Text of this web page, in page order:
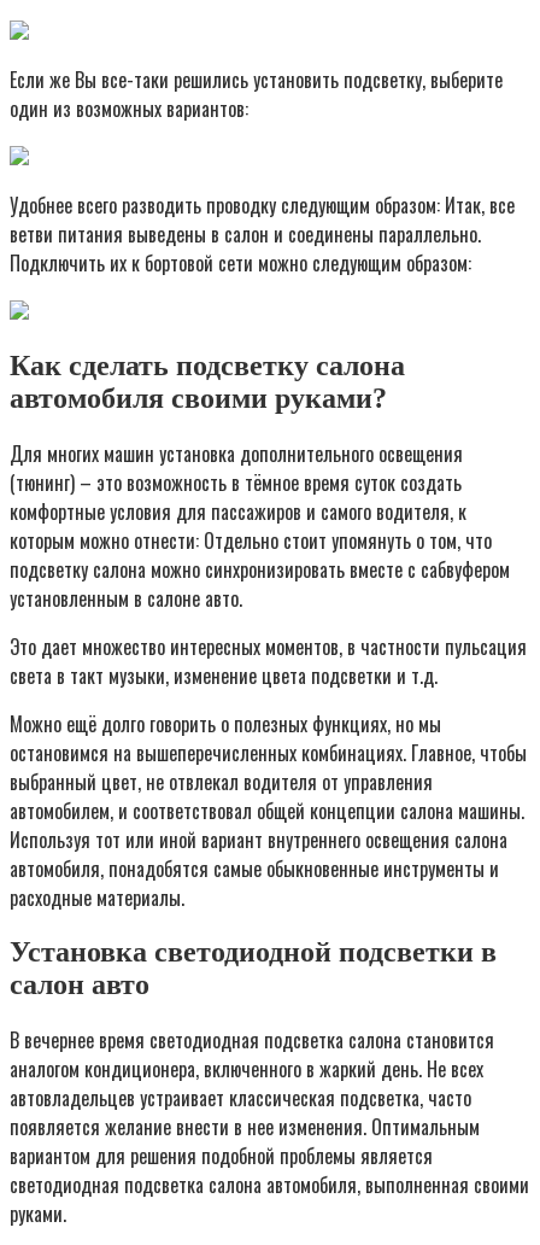
Если же Вы все-таки решились установить подсветку, выберите
один из возможных вариантов:
Удобнее всего разводить проводку следующим образом: Итак, все
ветви питания выведены в салон и соединены параллельно.
Подключить их к бортовой сети можно следующим образом:
Как сделать подсветку салона
автомобиля своими руками?
Для многих машин установка дополнительного освещения
(тюнинг) – это возможность в тёмное время суток создать
комфортные условия для пассажиров и самого водителя, к
которым можно отнести: Отдельно стоит упомянуть о том, что
подсветку салона можно синхронизировать вместе с сабвуфером
установленным в салоне авто.
Это дает множество интересных моментов, в частности пульсация
света в такт музыки, изменение цвета подсветки и т.д.
Можно ещё долго говорить о полезных функциях, но мы
остановимся на вышеперечисленных комбинациях. Главное, чтобы
выбранный цвет, не отвлекал водителя от управления
автомобилем, и соответствовал общей концепции салона машины.
Используя тот или иной вариант внутреннего освещения салона
автомобиля, понадобятся самые обыкновенные инструменты и
расходные материалы.
Установка светодиодной подсветки в
салон авто
В вечернее время светодиодная подсветка салона становится
аналогом кондиционера, включенного в жаркий день. Не всех
автовладельцев устраивает классическая подсветка, часто
появляется желание внести в нее изменения. Оптимальным
вариантом для решения подобной проблемы является
светодиодная подсветка салона автомобиля, выполненная своими
руками.